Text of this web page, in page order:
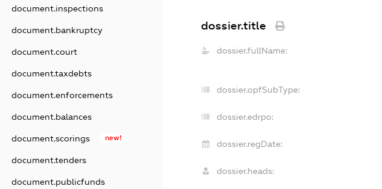
document.inspections
document.bankruptcy
document.court
document.taxdebts
document.enforcements
document.balances
document.scorings new!
document.tenders
document.publicfunds
dossier.title
dossier.fullName:
dossier.opfSubType:
dossier.edrpo:
dossier.regDate:
dossier.heads: